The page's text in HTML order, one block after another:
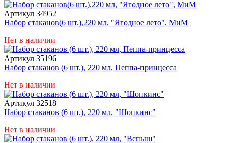
Артикул 34952
Набор стаканов(6 шт.),220 мл, "Ягодное лето", МиМ
Нет в наличии
Артикул 35196
Набор стаканов (6 шт.), 220 мл, Пеппа-принцесса
Нет в наличии
Артикул 32518
Набор стаканов (6 шт.), 220 мл, "Шопкинс"
Нет в наличии